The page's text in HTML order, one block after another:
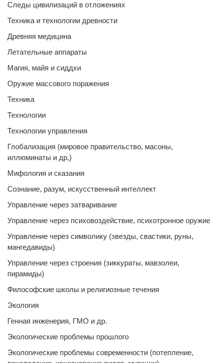
Следы цивилизаций в отложениях
Техника и технологии древности
Древняя медицина
Летательные аппараты
Магия, майя и сиддхи
Оружие массового поражения
Техника
Технологии
Технологии управления
Глобализация (мировое правительство, масоны,
иллюминаты и др,)
Мифология и сказания
Сознание, разум, искусственный интеллект
Управление через затваривание
Управление через психовоздействие, психотронное оружие
Управление через символику (звезды, свастики, руны,
мангедавиды)
Управление через строения (зиккураты, мавзолеи,
пирамиды)
Философские школы и религиозные течения
Экология
Генная инженерия, ГМО и др.
Экологические проблемы прошлого
Экологические проблемы современности (потепление,